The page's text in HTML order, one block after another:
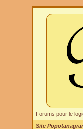
Forums pour le
Site